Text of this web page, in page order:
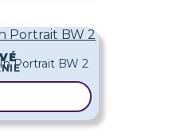
Portrait BW 2